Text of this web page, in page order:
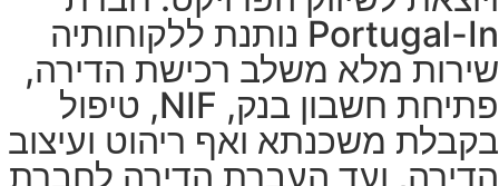
Portugal-In נותנת ללקוחותיה
שירות מלא משלב רכישת הדירה,
פתיחת חשבון בנק, NIF, טיפול
בקבלת משכנתא ואף ריהוט ועיצוב
הדירה, ועד העברת הדירה לחברת